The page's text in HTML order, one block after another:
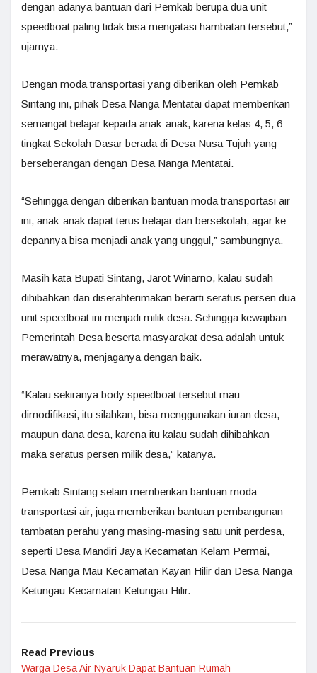
dengan adanya bantuan dari Pemkab berupa dua unit
speedboat paling tidak bisa mengatasi hambatan tersebut,”
ujarnya.
Dengan moda transportasi yang diberikan oleh Pemkab
Sintang ini, pihak Desa Nanga Mentatai dapat memberikan
semangat belajar kepada anak-anak, karena kelas 4, 5, 6
tingkat Sekolah Dasar berada di Desa Nusa Tujuh yang
berseberangan dengan Desa Nanga Mentatai.
“Sehingga dengan diberikan bantuan moda transportasi air
ini, anak-anak dapat terus belajar dan bersekolah, agar ke
depannya bisa menjadi anak yang unggul,” sambungnya.
Masih kata Bupati Sintang, Jarot Winarno, kalau sudah
dihibahkan dan diserahterimakan berarti seratus persen dua
unit speedboat ini menjadi milik desa. Sehingga kewajiban
Pemerintah Desa beserta masyarakat desa adalah untuk
merawatnya, menjaganya dengan baik.
“Kalau sekiranya body speedboat tersebut mau
dimodifikasi, itu silahkan, bisa menggunakan iuran desa,
maupun dana desa, karena itu kalau sudah dihibahkan
maka seratus persen milik desa,” katanya.
Pemkab Sintang selain memberikan bantuan moda
transportasi air, juga memberikan bantuan pembangunan
tambatan perahu yang masing-masing satu unit perdesa,
seperti Desa Mandiri Jaya Kecamatan Kelam Permai,
Desa Nanga Mau Kecamatan Kayan Hilir dan Desa Nanga
Ketungau Kecamatan Ketungau Hilir.
Read Previous
Warga Desa Air Nyaruk Dapat Bantuan Rumah